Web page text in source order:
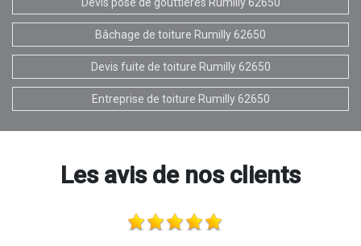
Bâchage de toiture Rumilly 62650
Devis fuite de toiture Rumilly 62650
Entreprise de toiture Rumilly 62650
Les avis de nos clients